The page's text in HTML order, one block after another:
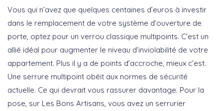
Vous qui n’avez que quelques centaines d’euros à investir
dans le remplacement de votre système d’ouverture de
porte, optez pour un verrou classique multipoints. C’est un
allié idéal pour augmenter le niveau d’inviolabilité de votre
appartement. Plus il y a de points d’accroche, mieux c’est.
Une serrure multipoint obéit aux normes de sécurité
actuelle. Ce qui devrait vous rassurer davantage. Pour la
pose, sur Les Bons Artisans, vous avez un serrurier